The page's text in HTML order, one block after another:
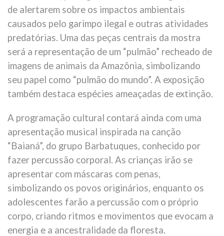
de alertarem sobre os impactos ambientais
causados pelo garimpo ilegal e outras atividades
predatórias. Uma das peças centrais da mostra
será a representação de um “pulmão” recheado de
imagens de animais da Amazônia, simbolizando
seu papel como “pulmão do mundo”. A exposição
também destaca espécies ameaçadas de extinção.
A programação cultural contará ainda com uma
apresentação musical inspirada na canção
“Baianá”, do grupo Barbatuques, conhecido por
fazer percussão corporal. As crianças irão se
apresentar com máscaras com penas,
simbolizando os povos originários, enquanto os
adolescentes farão a percussão com o próprio
corpo, criando ritmos e movimentos que evocam a
energia e a ancestralidade da floresta.